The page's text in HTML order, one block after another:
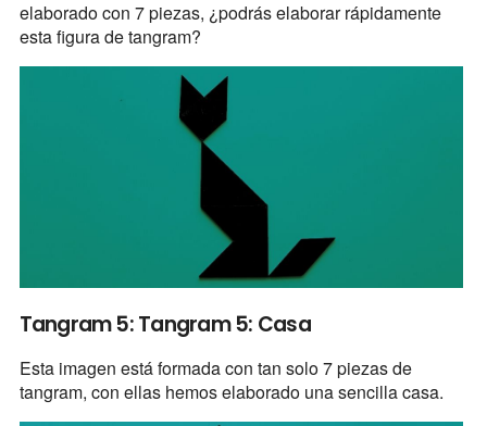
elaborado con 7 piezas, ¿podrás elaborar rápidamente
esta figura de tangram?
Tangram 5: Tangram 5: Casa
Esta imagen está formada con tan solo 7 piezas de
tangram, con ellas hemos elaborado una sencilla casa.